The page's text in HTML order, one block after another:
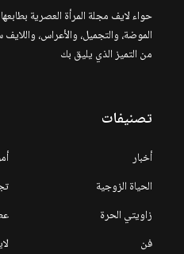
حواء لايف مجلة المرأة العصرية
الموضة، والتجميل، والأعراس،
من التميز الذي يليق بك
تصنيفات
أخبار
الحياة الزوجية
زاويتي الحرة
فن